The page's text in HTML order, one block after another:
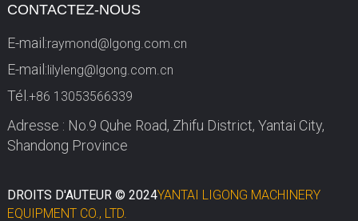
CONTACTEZ-NOUS
E-mail:raymond@lgong.com.cn
E-mail:lilyleng@lgong.com.cn
Tél. +86 13053566339
Adresse : No.9 Quhe Road, Zhifu District, Yantai City,
Shandong Province
DROITS D'AUTEUR © 2024YANTAI LIGONG MACHINERY
EQUIPMENT CO., LTD.